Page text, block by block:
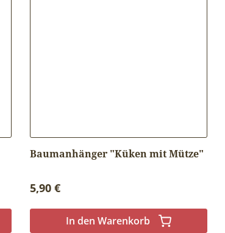
Baumanhänger "Küken mit Mütze"
Regulärer Preis:
5,90 €
In den Warenkorb